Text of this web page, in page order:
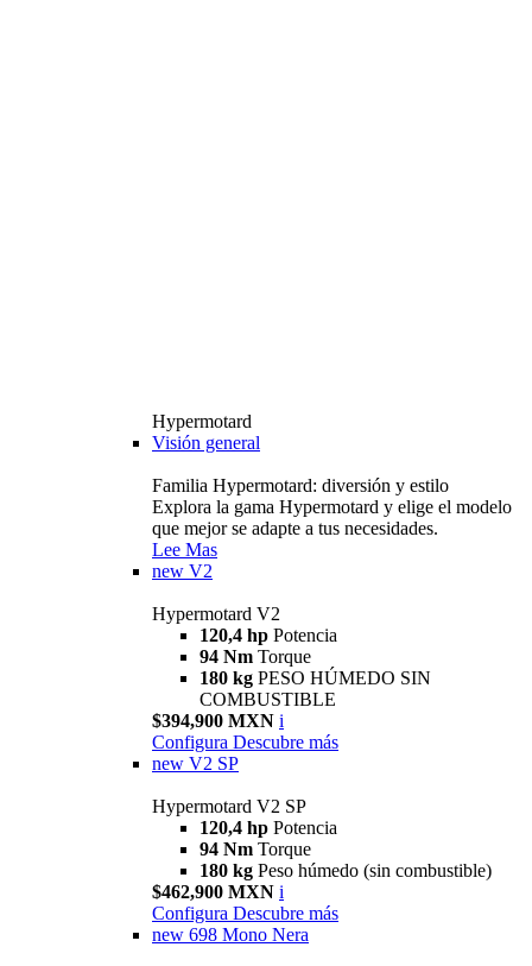
Hypermotard
Visión general
Familia Hypermotard: diversión y estilo
Explora la gama Hypermotard y elige el modelo
que mejor se adapte a tus necesidades.
Lee Mas
new V2
Hypermotard V2
120,4 hp Potencia
94 Nm Torque
180 kg PESO HÚMEDO SIN
COMBUSTIBLE
$394,900 MXN i
Configura Descubre más
new V2 SP
Hypermotard V2 SP
120,4 hp Potencia
94 Nm Torque
180 kg Peso húmedo (sin combustible)
$462,900 MXN i
Configura Descubre más
new 698 Mono Nera